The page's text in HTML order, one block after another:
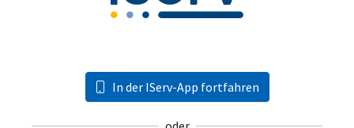
In der IServ-App fortfahren